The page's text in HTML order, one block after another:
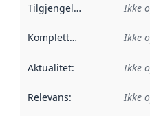
Tilgjengelighet Ikke
Kompletthet Ikke
Aktualitet: Ikke
Relevans: Ikke